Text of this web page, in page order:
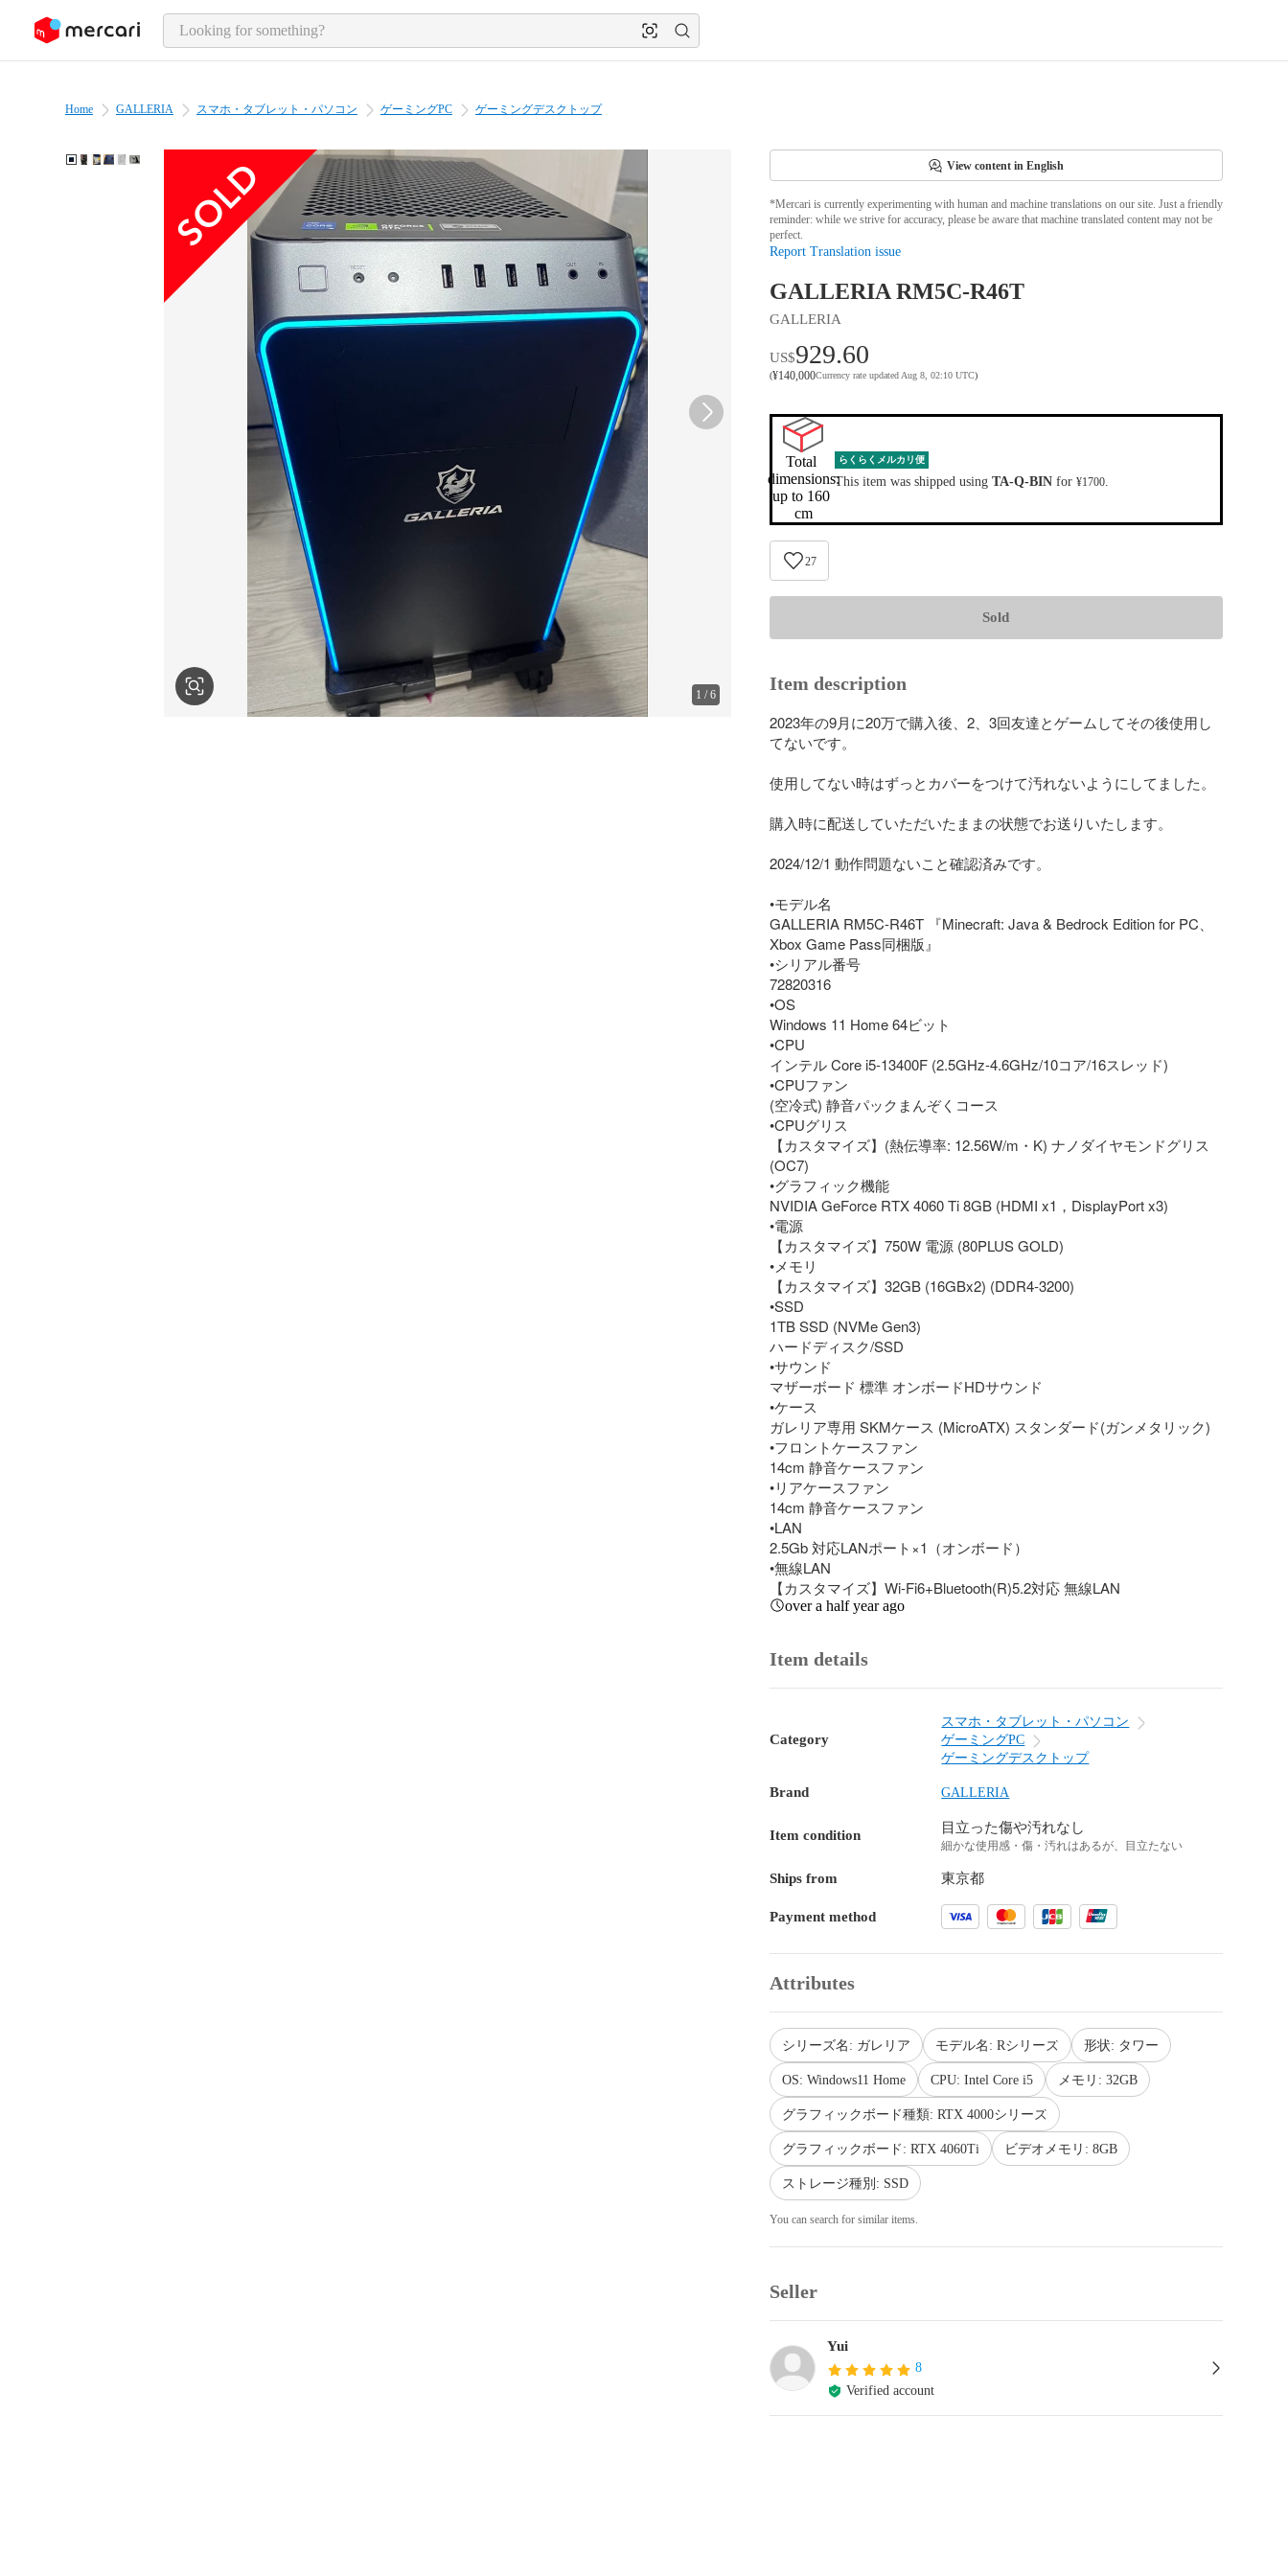
page content
Home GALLERIA スマホ・タブレット・パソコン ゲーミングPC ゲーミングデスクトップ
1 /6
View content in English
*Mercari is currently experimenting with human and machine translations on our site. Just a friendly
reminder: while we strive for accuracy, please be aware that machine translated content may not be
perfect.
Report Translation issue
GALLERIA RM5C-R46T
GALLERIA
US$929.60
(¥140,000Currency rate updated Aug 8, 02:10 UTC)
Total
dimensions:
up to 160
cm
らくらくメルカリ便
This item was shipped using TA-Q-BINfor ¥1700.
27
Sold
Item description
2023年の9月に20万で購入後、2、3回友達とゲームしてその後使用し
てないです。
使用してない時はずっとカバーをつけて汚れないようにしてました。
購入時に配送していただいたままの状態でお送りいたします。
2024/12/1 動作問題ないこと確認済みです。
•モデル名
GALLERIA RM5C-R46T 『Minecraft: Java & Bedrock Edition for PC、
Xbox Game Pass同梱版』
•シリアル番号
72820316
•OS
Windows 11 Home 64ビット
•CPU
インテル Core i5-13400F (2.5GHz-4.6GHz/10コア/16スレッド)
•CPUファン
(空冷式) 静音パックまんぞくコース
•CPUグリス
【カスタマイズ】(熱伝導率: 12.56W/m・K) ナノダイヤモンドグリス
(OC7)
•グラフィック機能
NVIDIA GeForce RTX 4060 Ti 8GB (HDMI x1，DisplayPort x3)
•電源
【カスタマイズ】750W 電源 (80PLUS GOLD)
•メモリ
【カスタマイズ】32GB (16GBx2) (DDR4-3200)
•SSD
1TB SSD (NVMe Gen3)
ハードディスク/SSD
•サウンド
マザーボード 標準 オンボードHDサウンド
•ケース
ガレリア専用 SKMケース (MicroATX) スタンダード(ガンメタリック)
•フロントケースファン
14cm 静音ケースファン
•リアケースファン
14cm 静音ケースファン
•LAN
2.5Gb 対応LANポート×1（オンボード）
•無線LAN
【カスタマイズ】Wi-Fi6+Bluetooth(R)5.2対応 無線LAN
over a half year ago
Item details
Category
スマホ・タブレット・パソコン
ゲーミングPC
ゲーミングデスクトップ
Brand GALLERIA
Item condition 目立った傷や汚れなし
細かな使用感・傷・汚れはあるが、目立たない
Ships from 東京都
Payment method
Attributes
シリーズ名: ガレリア モデル名: Rシリーズ 形状: タワー
OS: Windows11 Home CPU: Intel Core i5 メモリ: 32GB
グラフィックボード種類: RTX 4000シリーズ
グラフィックボード: RTX 4060Ti ビデオメモリ: 8GB
ストレージ種別: SSD
You can search for similar items.
Seller
Yui
8
Verified account